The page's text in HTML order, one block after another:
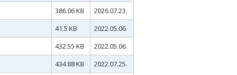
386.06 KB
2026.07.23.
41.5 KB
2022.05.06.
432.55 KB
2022.05.06.
434.88 KB
2022.07.25.